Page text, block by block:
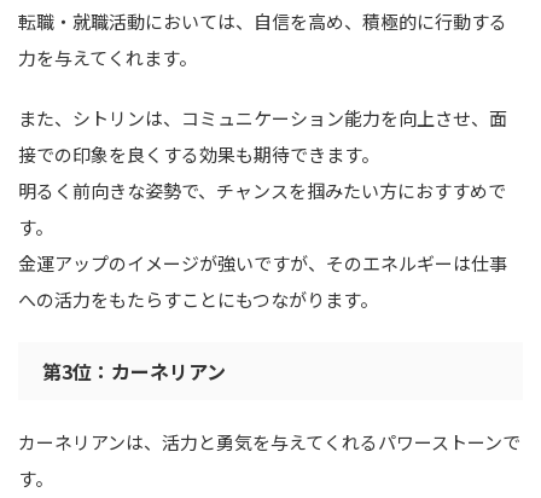
転職・就職活動においては、自信を高め、積極的に行動する
力を与えてくれます。
また、シトリンは、コミュニケーション能力を向上させ、面
接での印象を良くする効果も期待できます。
明るく前向きな姿勢で、チャンスを掴みたい方におすすめで
す。
金運アップのイメージが強いですが、そのエネルギーは仕事
への活力をもたらすことにもつながります。
第3位：カーネリアン
カーネリアンは、活力と勇気を与えてくれるパワーストーンで
す。